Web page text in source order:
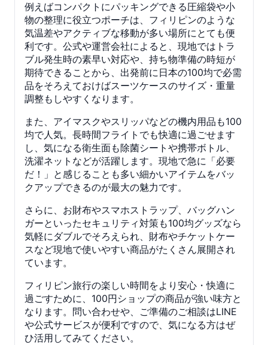
例えばコンパクトにパッキングできる圧縮袋や小
物の整理に役立つポーチは、フィリピンのような
気温差やアクティブな移動が多い場所にとても便
利です。公式や運営会社によると、現地ではトラ
ブル発生時の素早い対応や、持ち物準備の時短が
期待できることから、出発前に日本の100均で必需
品をそろえておけばスーツケースのサイズ・重量
調整もしやすくなります。
また、アイマスクやスリッパなどの機内用品も100
均で人気。長時間フライトでも快適に過ごせます
し、気になる衛生面も除菌シートや携帯ボトル、
洗濯ネットなどが活躍します。現地で急に「必要
だ！」と感じることも多い細かいアイテムをバッ
クアップできるのが最大の魅力です。
さらに、お財布やスマホストラップ、バッグハン
ガーといったセキュリティ対策も100均グッズなら
気軽にダブルでそろえられ、財布やチケットケー
スなど現地で使いやすい商品がたくさん展開され
ています。
フィリピン旅行の楽しい時間をより安心・快適に
過ごすために、100円ショップの商品が強い味方と
なります。問い合わせや、ご準備のご相談はLINE
や公式サービスが便利ですので、気になる方はぜ
ひ活用してみてください。